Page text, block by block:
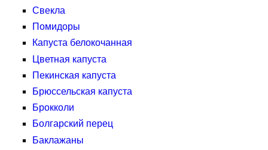
Свекла
Помидоры
Капуста белокочанная
Цветная капуста
Пекинская капуста
Брюссельская капуста
Брокколи
Болгарский перец
Баклажаны